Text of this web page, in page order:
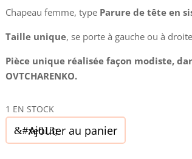
initial
était :
225,00€.
actuel
135,00€.
Chapeau femme, type Parure de tête en
Taille unique, se porte à gauche ou à
Pièce unique réalisée façon modiste,
OVTCHARENKO.
1 EN STOCK
quantitéAjouter au panier